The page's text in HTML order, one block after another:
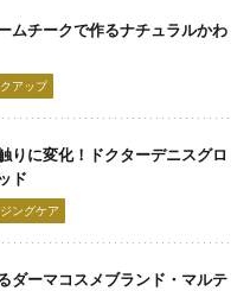
ムチークで作るナチュラルかわ
クアップ
りに変化！ドクターデニスグロ
ド
ングケア
ダーマコスメブランド・マルテ